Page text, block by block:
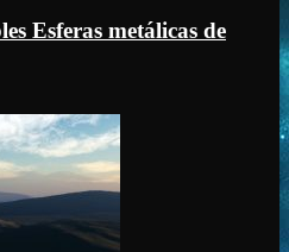
Esferas metálicas de